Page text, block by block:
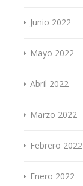
Junio 2022
Mayo 2022
Abril 2022
Marzo 2022
Febrero 2022
Enero 2022